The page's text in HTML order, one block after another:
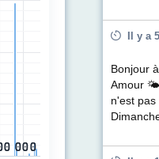
de précipitations (mm).
0
0 0
00
00
0
Il y a
Bonjour
Amour
n'est pas